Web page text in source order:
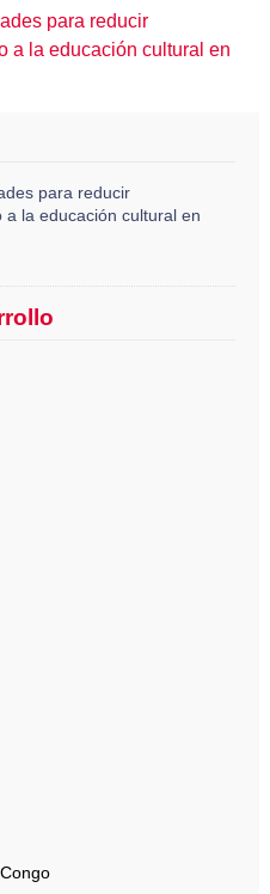
para reducir
a la educación cultural en
para reducir
la educación cultural en